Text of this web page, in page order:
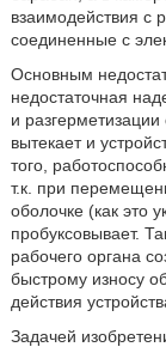
взаимодействия с
соединенные с
Основным
недостаточная
и
вытекает и
того,
т.к. при
оболочке (как это
пробуксовывает.
рабочего органа
быстрому износу
действия
Задачей